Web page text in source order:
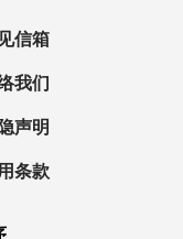
信箱
我们
声明
条款